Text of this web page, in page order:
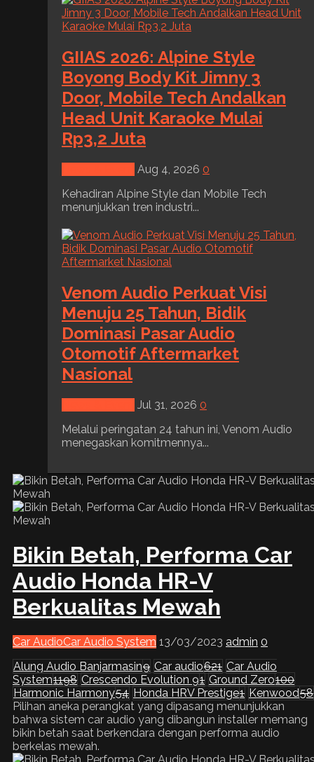
GIIAS 2026: Alpine Style
Boyong Body Kit Jimny 3
Door, Mobile Tech Andalkan
Head Unit Karaoke Mulai
Rp3,2 Juta
Aug 4, 2026 0
Kehadiran Alpine Style dan Mobile Tech
menunjukkan tren industri...
Venom Audio Perkuat Visi
Menuju 25 Tahun, Bidik
Dominasi Pasar Audio
Otomotif Aftermarket
Nasional
Jul 31, 2026 0
Melalui peringatan 24 tahun ini, Venom Audio
menegaskan komitmennya...
Bikin Betah, Performa Car
Audio Honda HR-V
Berkualitas Mewah
Car AudioCar Audio System 13/03/2023 admin 0
Alung Audio Banjarmasin9 Car audio621 Car Audio
System1198 Crescendo Evolution 91 Ground Zero100
Harmonic Harmony54 Honda HRV Prestige1 Kenwood58
Pilihan aneka perangkat yang dipasang menunjukkan
bahwa sistem car audio yang dibangun installer memang
bikin betah saat berkendara dengan performa audio
berkelas mewah.